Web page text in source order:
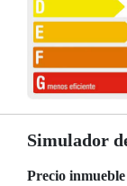
Simulador
Precio inmueble